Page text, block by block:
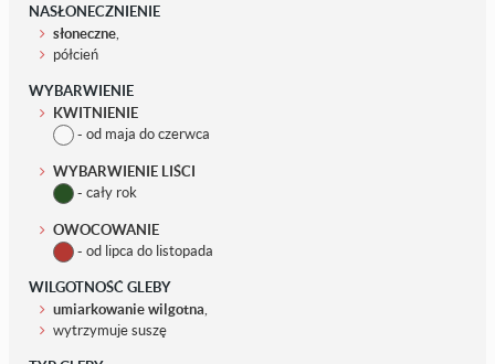
NASŁONECZNIENIE
słoneczne
półcień
WYBARWIENIE
KWITNIENIE
- od maja do czerwca
WYBARWIENIE LIŚCI
- cały rok
OWOCOWANIE
- od lipca do listopada
WILGOTNOŚĆ GLEBY
umiarkowanie wilgotna
wytrzymuje suszę